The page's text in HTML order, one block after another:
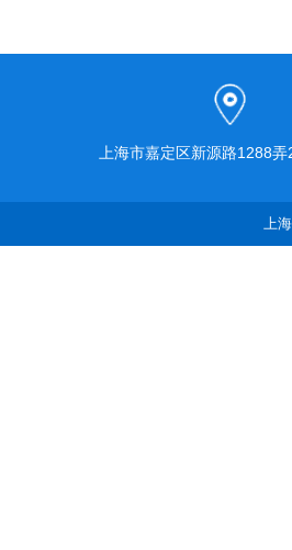
上海市嘉定区新源路1288
上